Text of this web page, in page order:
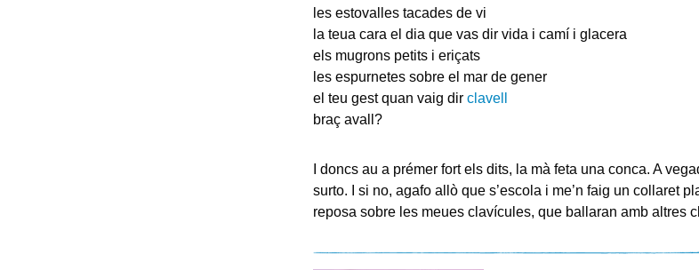
les estovalles tacades de vi
la teua cara el dia que vas dir vida i camí i glacera
els mugrons petits i eriçats
les espurnetes sobre el mar de gener
el teu gest quan vaig dir clavell
braç avall?
I doncs au a prémer fort els dits, la mà feta una conca. A
surto. I si no, agafo allò que s’escola i me’n faig un collaret
reposa sobre les meues clavícules, que ballaran amb altres